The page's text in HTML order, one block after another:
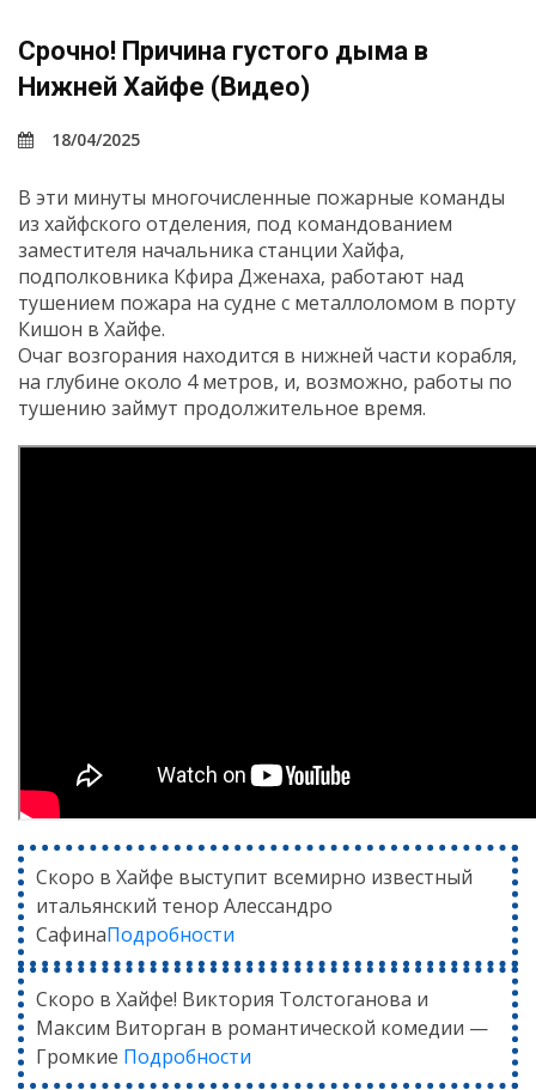
Срочно! Причина густого дыма в
Нижней Хайфе (Видео)
18/04/2025
В эти минуты многочисленные пожарные команды
из хайфского отделения, под командованием
заместителя начальника станции Хайфа,
подполковника Кфира Дженаха, работают над
тушением пожара на судне с металлоломом в порту
Кишон в Хайфе.
Очаг возгорания находится в нижней части корабля,
на глубине около 4 метров, и, возможно, работы по
тушению займут продолжительное время.
Скоро в Хайфе выступит всемирно известный
итальянский тенор Алессандро
СафинаПодробности
Скоро в Хайфе! Виктория Толстоганова и
Максим Виторган в романтической комедии —
Громкие Подробности